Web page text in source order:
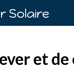
Solaire
et